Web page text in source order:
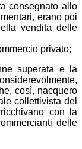
consegnato allo
erano poi
vendita delle
privato;
superata e la
così, nacquero
collettivista del
con la
delle